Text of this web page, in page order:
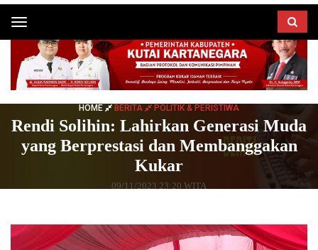
Toggle
navigation
HOME BERITA POLITIK & PERISTIWA
Rendi Solihin: Lahirkan Generasi Muda
yang Berprestasi dan Membanggakan
Kukar
09/11/2023 23:20 WITA